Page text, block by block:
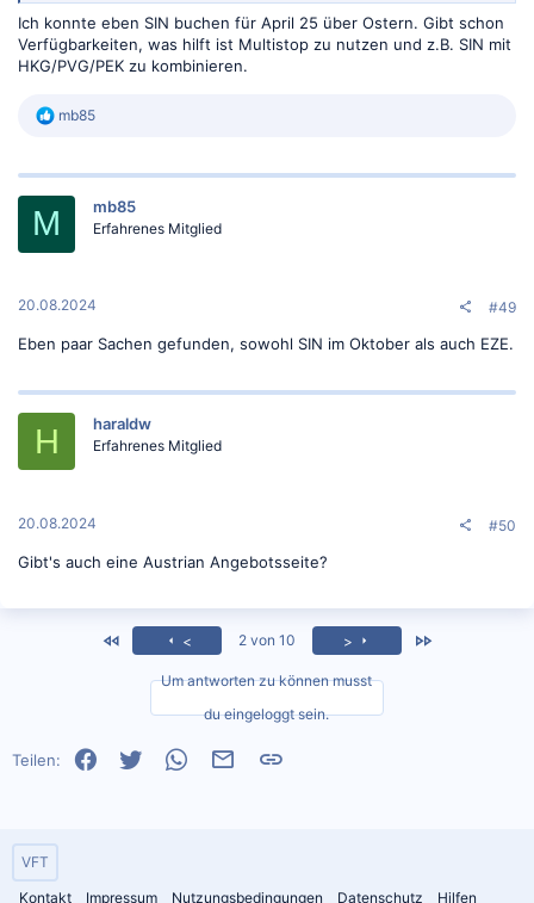
Ich konnte eben SIN buchen für April 25 über Ostern. Gibt schon
Verfügbarkeiten, was hilft ist Multistop zu nutzen und z.B. SIN mit
HKG/PVG/PEK zu kombinieren.
R
k
i
:
mb85
M mb85
Erfahrenes Mitglied
20.08.2024 #49
Eben paar Sachen gefunden, sowohl SIN im Oktober als auch EZE.
H haraldw
Erfahrenes Mitglied
20.08.2024 #50
Gibt's auch eine Austrian Angebotsseite?
< 2 von 10 >
Um antworten zu können musst
du eingeloggt sein.
Teilen: FacebookTwitter WhatsApp
E-MailLink
VFT
Kontakt
Impressum Nutzungsbedingungen Datenschutz Hilfen